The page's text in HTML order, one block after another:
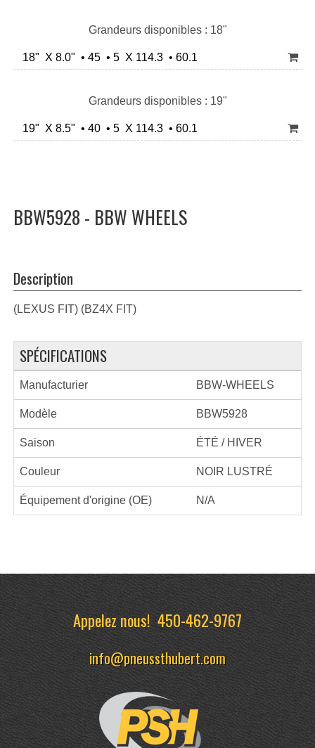
Grandeurs disponibles : 18"
18" X 8.0" • 45 • 5 X 114.3 • 60.1
Grandeurs disponibles : 19"
19" X 8.5" • 40 • 5 X 114.3 • 60.1
BBW5928 - BBW WHEELS
Description
(LEXUS FIT) (BZ4X FIT)
SPÉCIFICATIONS
Manufacturier BBW-WHEELS
Modèle BBW5928
Saison ÉTÉ / HIVER
Couleur NOIR LUSTRÉ
Équipement d'origine (OE) N/A
Appelez nous!450-462-9767
info@pneussthubert.com